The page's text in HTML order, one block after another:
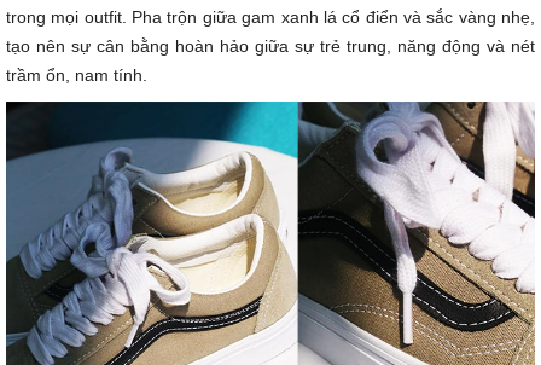
trong mọi outfit. Pha trộn giữa gam xanh lá cổ điển và sắc vàng nhẹ,
tạo nên sự cân bằng hoàn hảo giữa sự trẻ trung, năng động và nét
trầm ổn, nam tính.